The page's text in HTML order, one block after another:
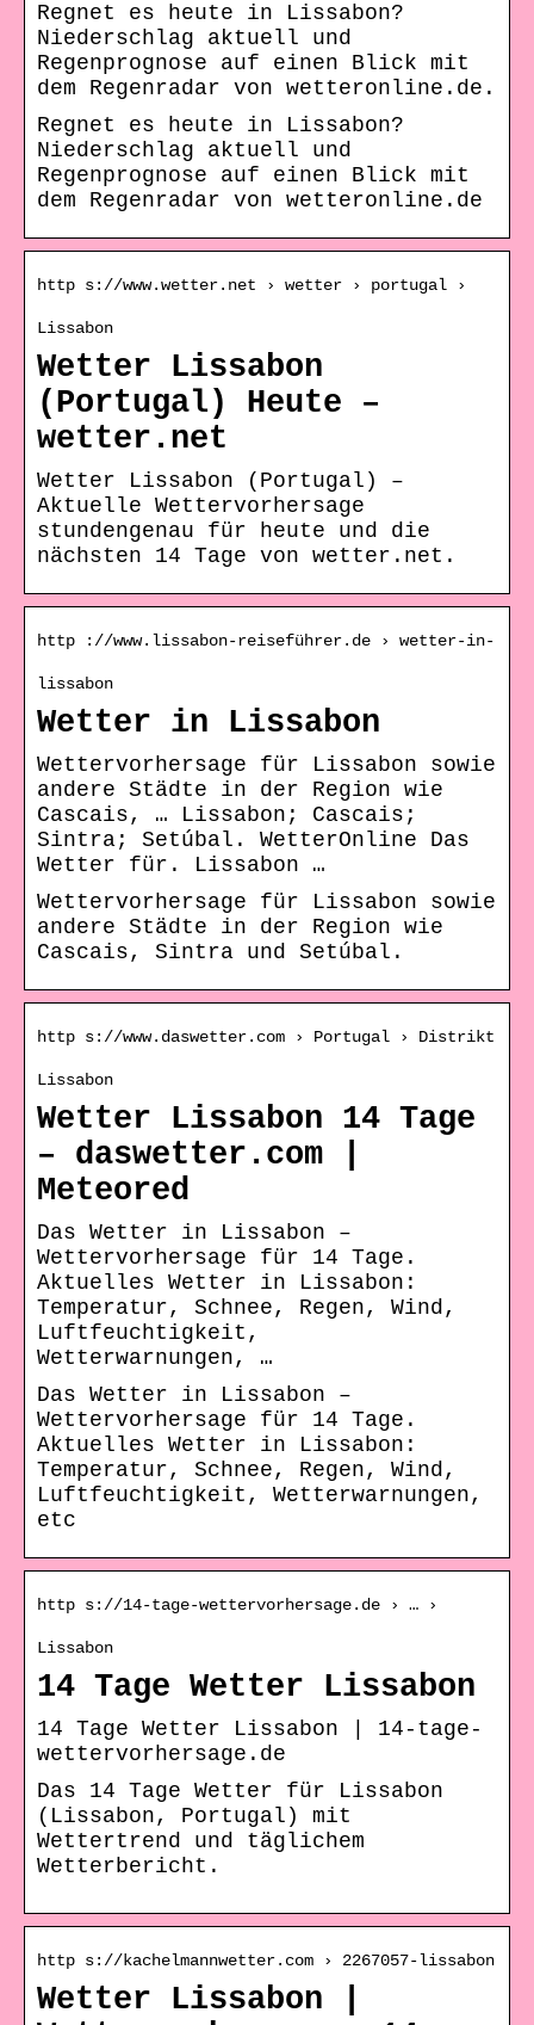
Regnet es heute in Lissabon?
Niederschlag aktuell und
Regenprognose auf einen Blick mit
dem Regenradar von wetteronline.de.
Regnet es heute in Lissabon?
Niederschlag aktuell und
Regenprognose auf einen Blick mit
dem Regenradar von wetteronline.de
http s://www.wetter.net › wetter › portugal ›
Lissabon
Wetter Lissabon
(Portugal) Heute –
wetter.net
Wetter Lissabon (Portugal) –
Aktuelle Wettervorhersage
stundengenau für heute und die
nächsten 14 Tage von wetter.net.
http ://www.lissabon-reiseführer.de › wetter-in-
lissabon
Wetter in Lissabon
Wettervorhersage für Lissabon sowie
andere Städte in der Region wie
Cascais, … Lissabon; Cascais;
Sintra; Setúbal. WetterOnline Das
Wetter für. Lissabon …
Wettervorhersage für Lissabon sowie
andere Städte in der Region wie
Cascais, Sintra und Setúbal.
http s://www.daswetter.com › Portugal › Distrikt
Lissabon
Wetter Lissabon 14 Tage
– daswetter.com |
Meteored
Das Wetter in Lissabon –
Wettervorhersage für 14 Tage.
Aktuelles Wetter in Lissabon:
Temperatur, Schnee, Regen, Wind,
Luftfeuchtigkeit,
Wetterwarnungen, …
Das Wetter in Lissabon –
Wettervorhersage für 14 Tage.
Aktuelles Wetter in Lissabon:
Temperatur, Schnee, Regen, Wind,
Luftfeuchtigkeit, Wetterwarnungen,
etc
http s://14-tage-wettervorhersage.de › … ›
Lissabon
14 Tage Wetter Lissabon
14 Tage Wetter Lissabon | 14-tage-
wettervorhersage.de
Das 14 Tage Wetter für Lissabon
(Lissabon, Portugal) mit
Wettertrend und täglichem
Wetterbericht.
http s://kachelmannwetter.com › 2267057-lissabon
Wetter Lissabon |